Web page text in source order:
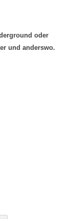
oder
und anderswo.